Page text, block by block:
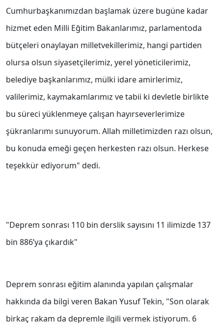
Cumhurbaşkanımızdan başlamak üzere bugüne kadar
hizmet eden Milli Eğitim Bakanlarımız, parlamentoda
bütçeleri onaylayan milletvekillerimiz, hangi partiden
olursa olsun siyasetçilerimiz, yerel yöneticilerimiz,
belediye başkanlarımız, mülki idare amirlerimiz,
valilerimiz, kaymakamlarımız ve tabii ki devletle birlikte
bu süreci yüklenmeye çalışan hayırseverlerimize
şükranlarımı sunuyorum. Allah milletimizden razı olsun,
bu konuda emeği geçen herkesten razı olsun. Herkese
teşekkür ediyorum" dedi.
"Deprem sonrası 110 bin derslik sayısını 11 ilimizde 137
bin 886’ya çıkardık"
Deprem sonrası eğitim alanında yapılan çalışmalar
hakkında da bilgi veren Bakan Yusuf Tekin, "Son olarak
birkaç rakam da depremle ilgili vermek istiyorum. 6